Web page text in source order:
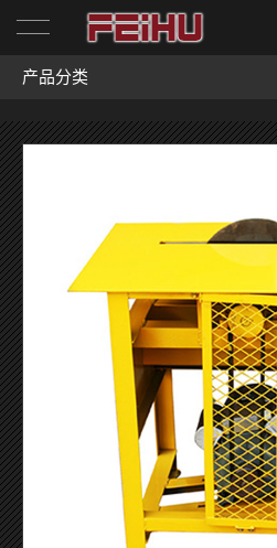
产品分类
首页
关于我们
服务与支持
新闻资讯
联系我们